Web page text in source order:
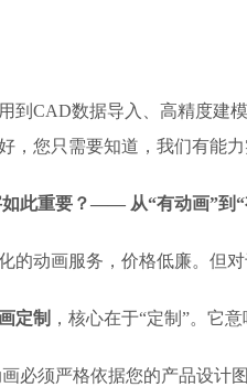
到CAD数据导入、高精度建
，您只需要知道，我们有能力
如此重要？—— 从“有动画”到
的动画服务，价格低廉。但
定制 ，核心在于“定制”。它意
必须严格依据您的产品设计